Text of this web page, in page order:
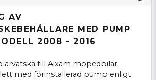
AV
MED PUMP
2008 - 2016
till Aixam mopedbilar.
med förinstallerad pump enligt